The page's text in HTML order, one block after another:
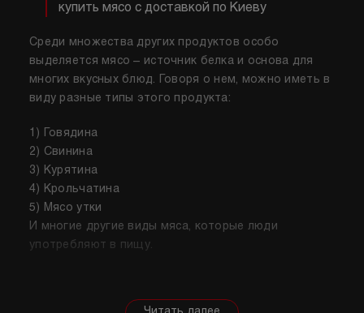
купить мясо с доставкой по Киеву
Среди множества других продуктов особо
выделяется мясо – источник белка и основа для
многих вкусных блюд. Говоря о нем, можно иметь в
виду разные типы этого продукта:
1) Говядина
2) Свинина
3) Курятина
4) Крольчатина
5) Мясо утки
И многие другие виды мяса, которые люди
употребляют в пищу.
полезных свойствах. Важно понимать, что в